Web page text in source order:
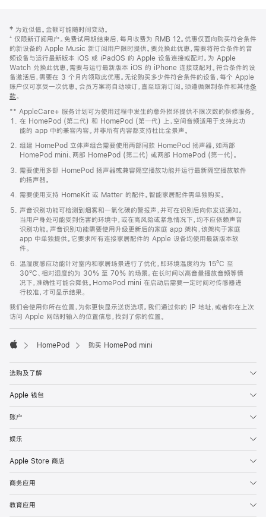
页
页
脚
注
‡ 为近似值。金额可能随时间变动。
⁺ 仅限新订阅用户。免费试用期结束后，每月收费为 RMB 12。优惠仅面向购买符合条件
的新设备的 Apple Music 新订阅用户限时提供。要兑换此优惠，需要将符合条件的音
频设备与运行最新版本 iOS 或 iPadOS 的 Apple 设备连接或配对。为 Apple
Watch 兑换此优惠，需要与运行最新版本 iOS 的 iPhone 连接或配对。符合条件的设
备激活后，需要在 3 个月内领取此优惠。无论购买多少件符合条件的设备，每个 Apple
账户仅可享受一次优惠。会员方案将自动续订，直至取消订阅。须遵循限制条件和其他条
款。
窗
口
中
打
开)
** AppleCare+ 服务计划可为使用过程中发生的意外损坏提供不限次数的保修服务。
在 HomePod (第二代) 和 HomePod (第一代) 上，空间音频适用于支持此功
能的 app 中的兼容内容。并非所有内容都支持杜比全景声。
组建 HomePod 立体声组合需要使用两部同款 HomePod 扬声器，如两部
HomePod mini、两部 HomePod (第二代) 或两部 HomePod (第一代)。
需要使用多部 HomePod 扬声器或兼容隔空播放功能并运行最新隔空播放软件
的扬声器。
需要使用支持 HomeKit 或 Matter 的配件。智能家居配件需单独购买。
声音识别功能可检测到烟雾和一氧化碳的警报声，并可在识别后向你发送通知。
当用户身处可能受到伤害的环境中，或在高风险或紧急情况下，均不应依赖声音
识别功能。声音识别功能需要使用升级更新后的家庭 app 架构，该架构于家庭
app 中单独提供。它要求所有连接家居配件的 Apple 设备均使用最新版本软
件。
温湿度感应功能针对室内和家居场景进行了优化，即环境温度约为 15ºC 至
30ºC、相对湿度约为 30% 至 70% 的场景。在长时间以高音量播放音频等情
况下，准确性可能会降低。HomePod mini 在启动后需要一定时间对传感器进
行校准，才可显示结果。
我们会使用你所在位置，为你更快显示送货选项。我们通过你的 IP 地址，或者你在上次
访问 Apple 网站时输入的位置信息，找到了你的位置。
HomePod 购买 HomePod mini
选购及了解
Apple 钱包
账户
娱乐
Apple Store 商店
商务应用
教育应用